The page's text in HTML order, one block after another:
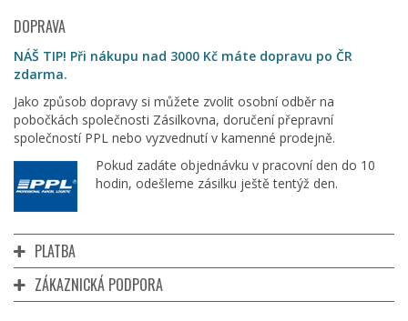
DOPRAVA
NÁŠ TIP! Při nákupu nad 3000 Kč máte dopravu po ČR
zdarma.
Jako způsob dopravy si můžete zvolit osobní odběr na
pobočkách společnosti Zásilkovna, doručení přepravní
společností PPL nebo vyzvednutí v kamenné prodejně.
Pokud zadáte objednávku v pracovní den do 10
hodin, odešleme zásilku ještě tentýž den.
PLATBA
ZÁKAZNICKÁ PODPORA